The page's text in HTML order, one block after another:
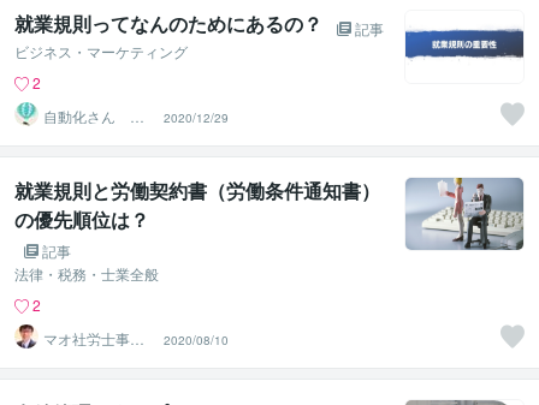
就業規則ってなんのためにあるの？
記事
ビジネス・マーケティング
2
自動化さん 人
事サポート
2020/12/29
就業規則と労働契約書（労働条件通知書）
の優先順位は？
記事
法律・税務・士業全般
2
マオ社労士事務
2020/08/10